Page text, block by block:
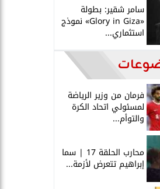
سامر شقير: بطولة
«Glory in Giza» نموذج
استثماري...
فرمان من وزير الرياضة
لمسئولي اتحاد الكرة
والتوأم...
محارب الحلقة 17 | سما
إبراهيم تتعرض لأزمة...